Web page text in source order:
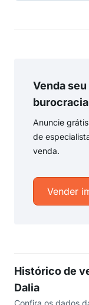
Venda
burocracia
Anuncie
de
venda.
Vender
Histórico de
Dalia
Confira os dados